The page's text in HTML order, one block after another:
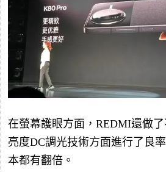
在螢幕護眼方面，REDMI還做
亮度DC調光技術方面進行了良
本都有翻倍。